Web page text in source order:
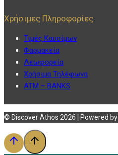
Χρήσιμες Πληροφορίες
Τιμές Καυσίμων
Φαρμακεία
Λεωφορεία
Χρήσιμα Τηλέφωνα
ATM – BANKS
© Discover Athos 2026 | Powered by